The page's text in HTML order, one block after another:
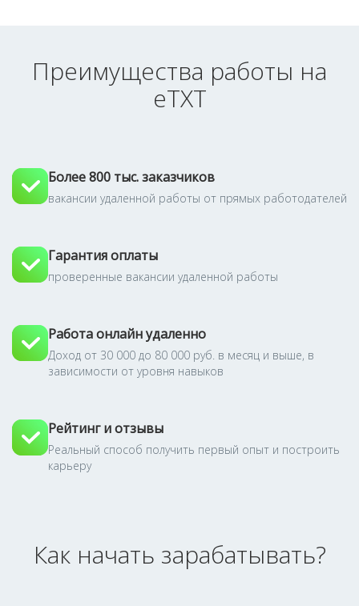
Преимущества работы на
eTXT
Более 800 тыс. заказчиков
вакансии удаленной работы от прямых работодателей
Гарантия оплаты
проверенные вакансии удаленной работы
Работа онлайн удаленно
Доход от 30 000 до 80 000 руб. в месяц и выше, в
зависимости от уровня навыков
Рейтинг и отзывы
Реальный способ получить первый опыт и построить
карьеру
Как начать зарабатывать?